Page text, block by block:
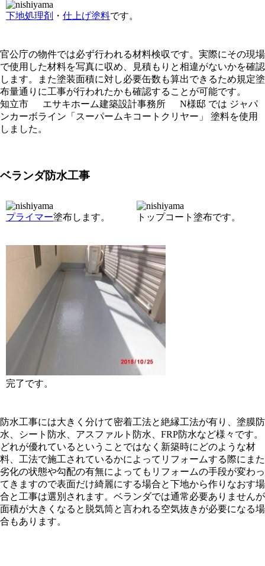
下地処理剤 ・ 仕上げ塗料です。
官公庁の物件では必ず行われる材料検収です。実際にその現場
で使用した材料を写真に収め、見積もりと相違がないかを確認
します。また塗装面積に対し必要缶数も算出できるため規定塗
布量通りに工事が行われたかも確認することが可能です。
知立市 エサキホーム建築設計事務所 N様邸 では ジャパ
ンカーボライン「スーパームキコートクリヤー」 塗料を使用
しました。
ベランダ防水工事
プライマー塗布します。 トップコート塗布です。
完了です。
防水工事には大きく分けて密着工法と絶縁工法が有り、塗膜防
水、シート防水、アスファルト防水、FRP防水など様々です。
どれが優れているということではなく新築時にどのような材
料、工法で施工されているかによってリフォームする際にまた
劣化の状態や勾配の有無によってもリフォームの手段が変わっ
てきますので表面だけ綺麗にする場合と下地から作りなおす場
合と工事は選別されます。ベランダでは通常必要ありませんが
面積が大きくなると脱気筒と言われる空気抜きが必要になる場
合もあります。